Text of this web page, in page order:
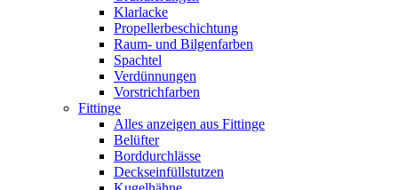
Klarlacke
Propellerbeschichtung
Raum- und Bilgenfarben
Spachtel
Verdünnungen
Vorstrichfarben
Fittinge
Alles anzeigen aus Fittinge
Belüfter
Borddurchlässe
Deckseinfüllstutzen